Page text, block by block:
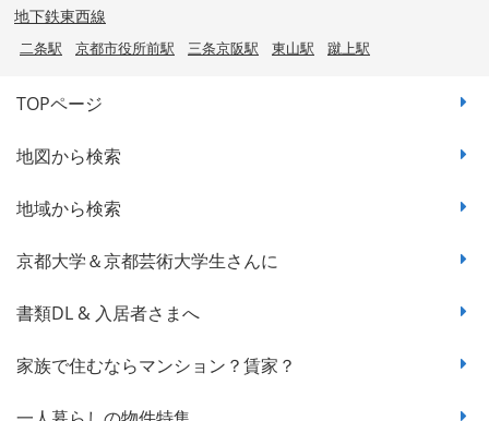
地下鉄東西線
二条駅 京都市役所前駅 三条京阪駅 東山駅 蹴上駅
TOPページ
地図から検索
地域から検索
京都大学＆京都芸術大学生さんに
書類DL & 入居者さまへ
家族で住むならマンション？賃家？